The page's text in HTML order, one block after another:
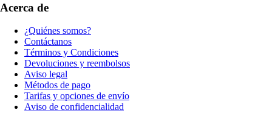
Acerca de
¿Quiénes somos?
Contáctanos
Términos y Condiciones
Devoluciones y reembolsos
Aviso legal
Métodos de pago
Tarifas y opciones de envío
Aviso de confidencialidad